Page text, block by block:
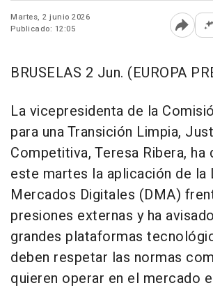
Martes, 2 junio 2026
Publicado: 12:05
Abrir
BRUSELAS 2 Jun. (EUROPA
La vicepresidenta de la
para una Transición Limpia,
Competitiva, Teresa Ribera, ha
este martes la aplicación de la
Mercados Digitales (DMA)
presiones externas y ha
grandes plataformas
deben respetar las normas
quieren operar en el mercado